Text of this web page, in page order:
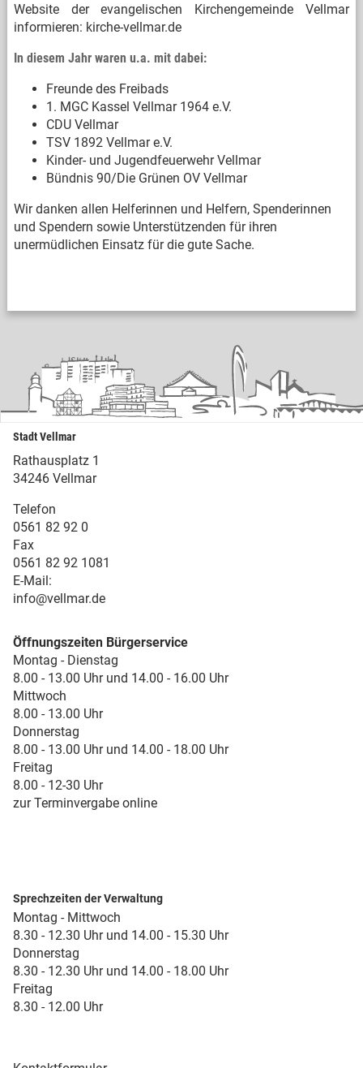
Website der evangelischen Kirchengemeinde Vellmar
informieren: kirche-vellmar.de
In diesem Jahr waren u.a. mit dabei:
Freunde des Freibads
1. MGC Kassel Vellmar 1964 e.V.
CDU Vellmar
TSV 1892 Vellmar e.V.
Kinder- und Jugendfeuerwehr Vellmar
Bündnis 90/Die Grünen OV Vellmar
Wir danken allen Helferinnen und Helfern, Spenderinnen
und Spendern sowie Unterstützenden für ihren
unermüdlichen Einsatz für die gute Sache.
Stadt Vellmar
Rathausplatz 1
34246 Vellmar
Telefon
0561 82 92 0
Fax
0561 82 92 1081
E-Mail:
info@vellmar.de
Öffnungszeiten Bürgerservice
Montag - Dienstag
8.00 - 13.00 Uhr und 14.00 - 16.00 Uhr
Mittwoch
8.00 - 13.00 Uhr
Donnerstag
8.00 - 13.00 Uhr und 14.00 - 18.00 Uhr
Freitag
8.00 - 12-30 Uhr
zur Terminvergabe online
Sprechzeiten der Verwaltung
Montag - Mittwoch
8.30 - 12.30 Uhr und 14.00 - 15.30 Uhr
Donnerstag
8.30 - 12.30 Uhr und 14.00 - 18.00 Uhr
Freitag
8.30 - 12.00 Uhr